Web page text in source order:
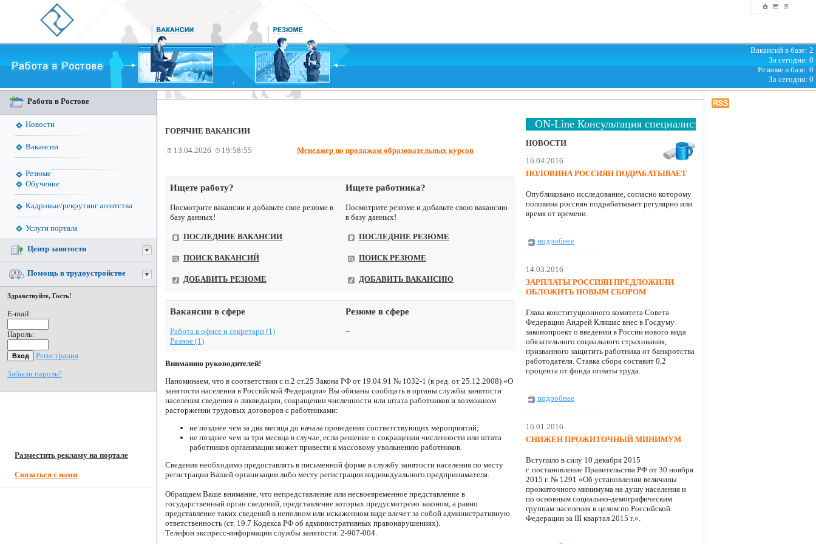
Вакансий в базе: 2
За сегодня: 0
Резюме в базе: 0
За сегодня: 0
Работа в Ростове
Новости
Вакансии
Резюме
Обучение
Кадровые/рекрутинг агентства
Услуги портала
Центр занятости
Помощь в трудоустройстве
Здравствуйте, Гость!
E-mail:
Пароль:
Регистрация
Забыли пароль?
Разместить рекламу на портале
Связаться с нами
ГОРЯЧИЕ ВАКАНСИИ
13.04.2026 19:58:55 Менеджер по продажам образовательных курсов
Ищете работу? Ищете работника?
Посмотрите вакансии и добавьте свое резюме в
базу данных!
Посмотрите резюме и добавьте свою вакансию
в базу данных!
ПОСЛЕДНИЕ ВАКАНСИИ ПОСЛЕДНИЕ РЕЗЮМЕ
ПОИСК ВАКАНСИЙ ПОИСК РЕЗЮМЕ
ДОБАВИТЬ РЕЗЮМЕ ДОБАВИТЬ ВАКАНСИЮ
Вакансии в сфере Резюме в сфере
Работа в офисе и секретари (1)
Разное (1)
~
Вниманию руководителей!
Напоминаем, что в соответствии с п.2 ст.25 Закона РФ от 19.04.91 № 1032-1 (в ред. от 25.12.2008) «О
занятости населения в Российской Федерации» Вы обязаны сообщать в органы службы занятости
населения сведения о ликвидации, сокращении численности или штата работников и возможном
расторжении трудовых договоров с работниками:
не позднее чем за два месяца до начала проведения соответствующих мероприятий;
не позднее чем за три месяца в случае, если решение о сокращении численности или штата
работников организации может привести к массовому увольнению работников.
Сведения необходимо предоставлять в письменной форме в службу занятости населения по месту
регистрации Вашей организации либо месту регистрации индивидуального предпринимателя.
Обращаем Ваше внимание, что непредставление или несвоевременное представление в
государственный орган сведений, представление которых предусмотрено законом, а равно
представление таких сведений в неполном или искаженном виде влечет за собой административную
ответственность (ст. 19.7 Кодекса РФ об административных правонарушениях).
Телефон экспресс-информации службы занятости: 2-907-004.
ON-Line Консультация специалиста
НОВОСТИ
16.04.2016
ПОЛОВИНА РОССИЯН ПОДРАБАТЫВАЕТ
Опубликовано исследование, согласно которому
половина россиян подрабатывает регулярно или
время от времени.
подробнее
14.03.2016
ЗАРПЛАТЫ РОССИЯН ПРЕДЛОЖИЛИ
ОБЛОЖИТЬ НОВЫМ СБОРОМ
Глава конституционного комитета Совета
Федерации Андрей Клишас внес в Госдуму
законопроект о введении в России нового вида
обязательного социального страхования,
призванного защитить работника от банкротства
работодателя. Ставка сбора составит 0,2
процента от фонда оплаты труда.
подробнее
16.01.2016
СНИЖЕН ПРОЖИТОЧНЫЙ МИНИМУМ
Вступило в силу 10 декабря 2015
г. постановление Правительства РФ от 30 ноября
2015 г. № 1291 «Об установлении величины
прожиточного минимума на душу населения и
по основным социально-демографическим
группам населения в целом по Российской
Федерации за III квартал 2015 г.».